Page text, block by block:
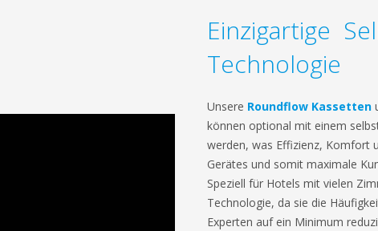
Einzigartige
Technologie
Unsere Roundflow Kassetten
können optional mit einem
werden, was Effizienz, Komfort
Gerätes und somit maximale
Speziell für Hotels mit vielen
Technologie, da sie die
Experten auf ein Minimum